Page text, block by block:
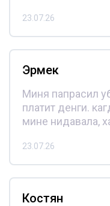
23.07.26
Эрмек
Миня папрасил
платит денги.
мине нидавала,
23.07.26
Костян